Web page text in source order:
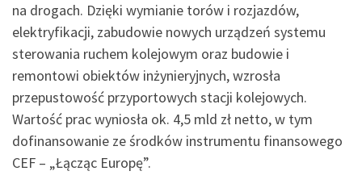
na drogach. Dzięki wymianie torów i rozjazdów,
elektryfikacji, zabudowie nowych urządzeń systemu
sterowania ruchem kolejowym oraz budowie i
remontowi obiektów inżynieryjnych, wzrosła
przepustowość przyportowych stacji kolejowych.
Wartość prac wyniosła ok. 4,5 mld zł netto, w tym
dofinansowanie ze środków instrumentu finansowego
CEF – „Łącząc Europę”.